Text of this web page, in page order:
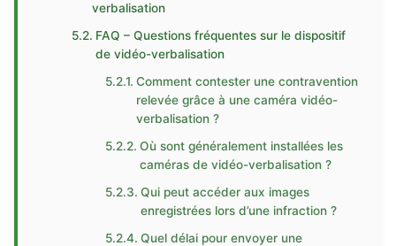
verbalisation
FAQ – Questions fréquentes sur le dispositif
de vidéo-verbalisation
Comment contester une contravention
relevée grâce à une caméra vidéo-
verbalisation ?
Où sont généralement installées les
caméras de vidéo-verbalisation ?
Qui peut accéder aux images
enregistrées lors d’une infraction ?
Quel délai pour envoyer une